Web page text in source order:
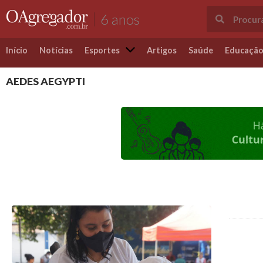
6 anos
Início Notícias Esportes Artigos Saúde Educação
AEDES AEGYPTI